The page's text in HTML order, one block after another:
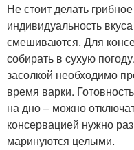
Не стоит делать
индивидуальность
смешиваются. Для
собирать в сухую
засолкой необходимо
время варки.
на дно – можно
консервацией нужно
маринуются целыми.